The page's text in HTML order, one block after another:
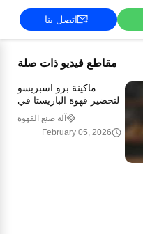
اتصل بنا
مقاطع فيديو ذات صلة
ماكينة برو اسبريسو
لتحضير قهوة الباريستا في
المنزل
آلة صنع القهوة
February 05, 2026